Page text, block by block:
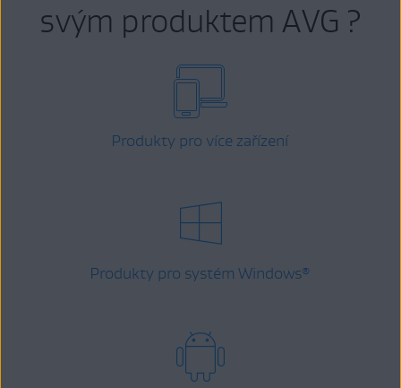
svým produktem AVG ?
Produkty pro více zařízení
Produkty pro systém Windows®